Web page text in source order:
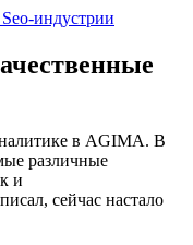
в AGIMA. В
различные
и
сейчас настало